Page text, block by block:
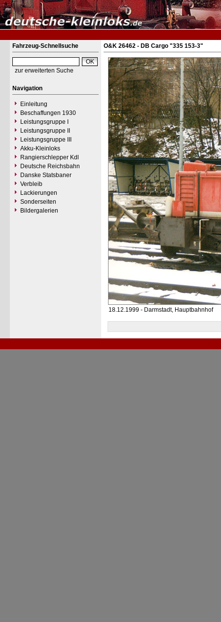
Fahrzeug-Schnellsuche
zur erweiterten Suche
Navigation
Einleitung
Beschaffungen 1930
Leistungsgruppe I
Leistungsgruppe II
Leistungsgruppe III
Akku-Kleinloks
Rangierschlepper Kdl
Deutsche Reichsbahn
Danske Statsbaner
Verbleib
Lackierungen
Sonderseiten
Bildergalerien
O&K 26462 - DB Cargo "335 153-3"
18.12.1999 - Darmstadt, Hauptbahnhof